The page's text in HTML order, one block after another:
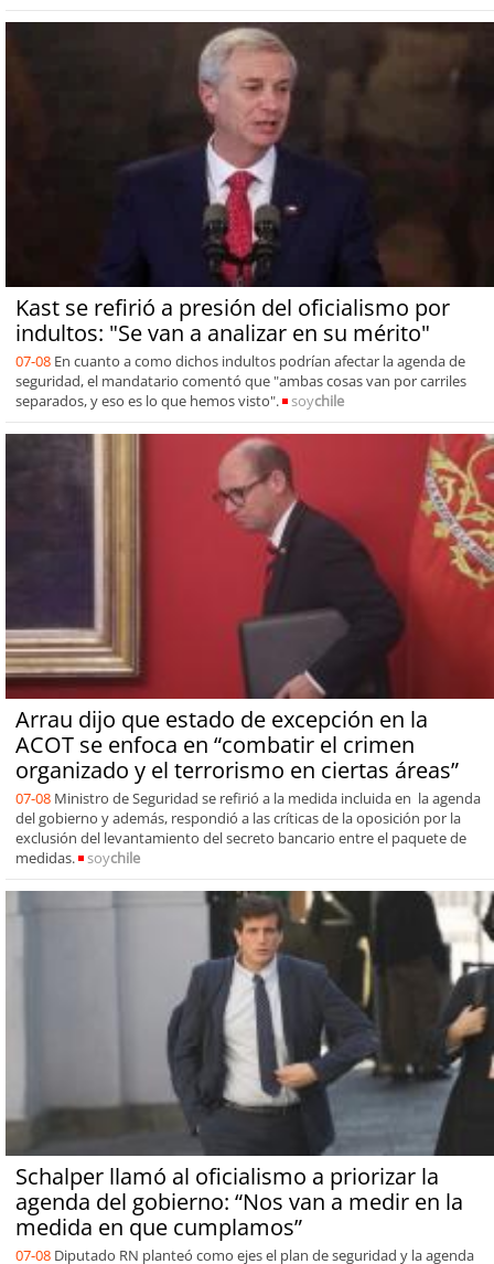
Kast se refirió a presión del oficialismo por
indultos: "Se van a analizar en su mérito"
07-08 En cuanto a como dichos indultos podrían afectar la agenda de
seguridad, el mandatario comentó que "ambas cosas van por carriles
separados, y eso es lo que hemos visto".
soychile
Arrau dijo que estado de excepción en la
ACOT se enfoca en “combatir el crimen
organizado y el terrorismo en ciertas áreas”
07-08 Ministro de Seguridad se refirió a la medida incluida en la agenda
del gobierno y además, respondió a las críticas de la oposición por la
exclusión del levantamiento del secreto bancario entre el paquete de
medidas.
soychile
Schalper llamó al oficialismo a priorizar la
agenda del gobierno: “Nos van a medir en la
medida en que cumplamos”
07-08 Diputado RN planteó como ejes el plan de seguridad y la agenda